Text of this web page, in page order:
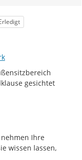
gesichtet
Ihre
wissen lassen,